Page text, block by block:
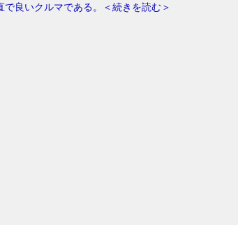
良いクルマである。＜続きを読む＞